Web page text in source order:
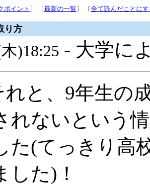
ポイント 〕 〔最新の一覧 〕 〔全て読んだことに
り方
)18:25 - 大学に
れと、9年生の
れないという
た(てっきり高
した)！